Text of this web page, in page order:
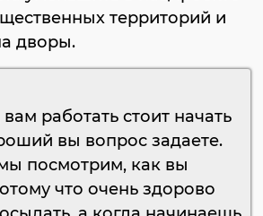
территорий и
дворы.
работать стоит начать
вы вопрос задаете.
посмотрим, как вы
что очень здорово